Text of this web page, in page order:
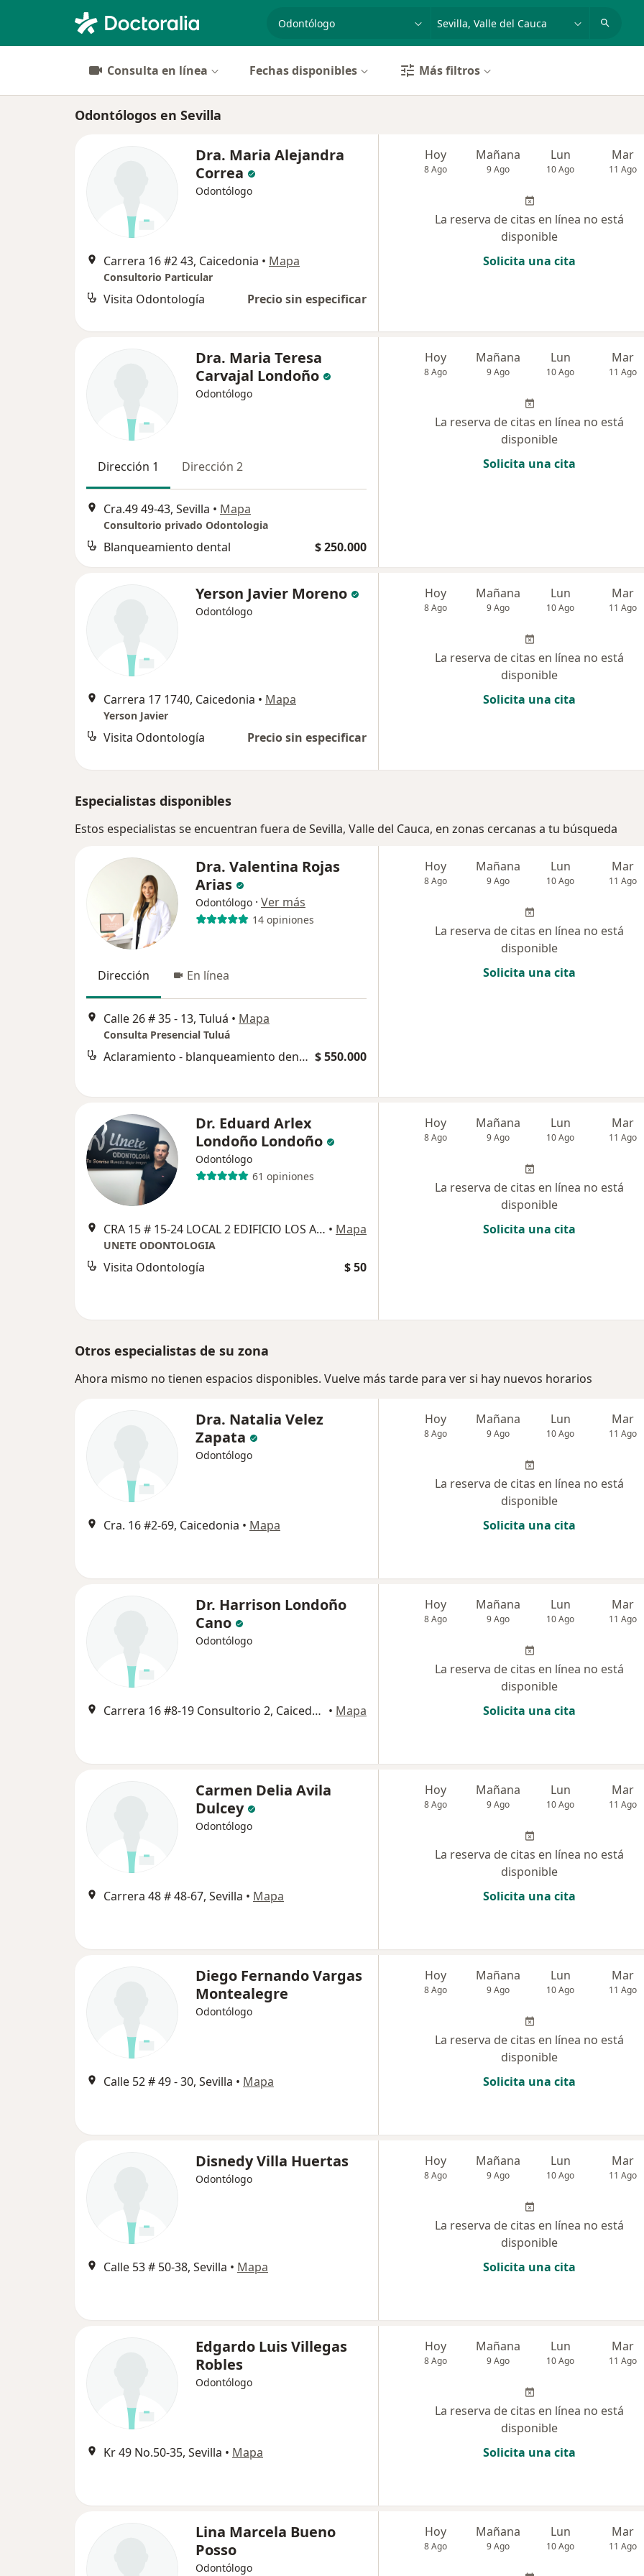
especialidad, enfermedad o nombre
Consulta en línea Fechas disponibles Más filtros
Odontólogos en Sevilla
Dra. Maria Alejandra
Correa
Odontólogo
Carrera 16 #2 43, Caicedonia • Mapa
Consultorio Particular
Visita Odontología Precio sin especificar
Hoy
8 Ago
Mañana
9 Ago
Lun
10 Ago
Mar
11 Ago
La reserva de citas en línea no está
disponible
Solicita una cita
Dra. Maria Teresa
Carvajal Londoño
Odontólogo
Dirección 1 Dirección 2
Cra.49 49-43, Sevilla • Mapa
Consultorio privado Odontologia
Blanqueamiento dental $ 250.000
Hoy
8 Ago
Mañana
9 Ago
Lun
10 Ago
Mar
11 Ago
La reserva de citas en línea no está
disponible
Solicita una cita
Yerson Javier Moreno
Odontólogo
Carrera 17 1740, Caicedonia • Mapa
Yerson Javier
Visita Odontología Precio sin especificar
Hoy
8 Ago
Mañana
9 Ago
Lun
10 Ago
Mar
11 Ago
La reserva de citas en línea no está
disponible
Solicita una cita
Especialistas disponibles
Estos especialistas se encuentran fuera de Sevilla, Valle del Cauca, en zonas cercanas a tu búsqueda
Dra. Valentina Rojas
Arias
Odontólogo · Ver más
14 opiniones
Dirección En línea
Calle 26 # 35 - 13, Tuluá • Mapa
Consulta Presencial Tuluá
Aclaramiento - blanqueamiento dental $ 550.000
Hoy
8 Ago
Mañana
9 Ago
Lun
10 Ago
Mar
11 Ago
La reserva de citas en línea no está
disponible
Solicita una cita
Dr. Eduard Arlex
Londoño Londoño
Odontólogo
61 opiniones
CRA 15 # 15-24 LOCAL 2 EDIFICIO LOS ANDES, Armenia • Mapa
UNETE ODONTOLOGIA
Visita Odontología $ 50
Hoy
8 Ago
Mañana
9 Ago
Lun
10 Ago
Mar
11 Ago
La reserva de citas en línea no está
disponible
Solicita una cita
Otros especialistas de su zona
Ahora mismo no tienen espacios disponibles. Vuelve más tarde para ver si hay nuevos horarios
Dra. Natalia Velez
Zapata
Odontólogo
Cra. 16 #2-69, Caicedonia • Mapa
Hoy
8 Ago
Mañana
9 Ago
Lun
10 Ago
Mar
11 Ago
La reserva de citas en línea no está
disponible
Solicita una cita
Dr. Harrison Londoño
Cano
Odontólogo
Carrera 16 #8-19 Consultorio 2, Caicedonia • Mapa
Hoy
8 Ago
Mañana
9 Ago
Lun
10 Ago
Mar
11 Ago
La reserva de citas en línea no está
disponible
Solicita una cita
Carmen Delia Avila
Dulcey
Odontólogo
Carrera 48 # 48-67, Sevilla • Mapa
Hoy
8 Ago
Mañana
9 Ago
Lun
10 Ago
Mar
11 Ago
La reserva de citas en línea no está
disponible
Solicita una cita
Diego Fernando Vargas
Montealegre
Odontólogo
Calle 52 # 49 - 30, Sevilla • Mapa
Hoy
8 Ago
Mañana
9 Ago
Lun
10 Ago
Mar
11 Ago
La reserva de citas en línea no está
disponible
Solicita una cita
Disnedy Villa Huertas
Odontólogo
Calle 53 # 50-38, Sevilla • Mapa
Hoy
8 Ago
Mañana
9 Ago
Lun
10 Ago
Mar
11 Ago
La reserva de citas en línea no está
disponible
Solicita una cita
Edgardo Luis Villegas
Robles
Odontólogo
Kr 49 No.50-35, Sevilla • Mapa
Hoy
8 Ago
Mañana
9 Ago
Lun
10 Ago
Mar
11 Ago
La reserva de citas en línea no está
disponible
Solicita una cita
Lina Marcela Bueno
Posso
Odontólogo
Hoy
8 Ago
Mañana
9 Ago
Lun
10 Ago
Mar
11 Ago